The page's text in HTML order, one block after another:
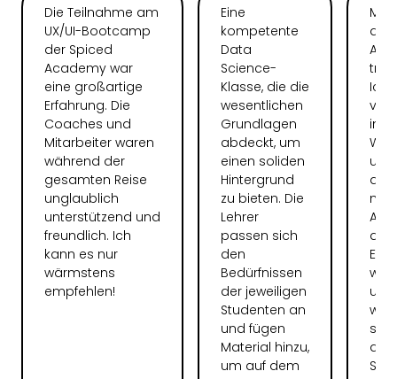
Die Teilnahme am
UX/UI-Bootcamp
der Spiced
Academy war
eine großartige
Erfahrung. Die
Coaches und
Mitarbeiter waren
während der
gesamten Reise
unglaublich
unterstützend und
freundlich. Ich
kann es nur
wärmstens
empfehlen!
Eine
kompetente
Data
Science-
Klasse, die die
wesentlichen
Grundlagen
abdeckt, um
einen soliden
Hintergrund
zu bieten. Die
Lehrer
passen sich
den
Bedürfnissen
der jeweiligen
Studenten an
und fügen
Material hinzu,
um auf dem
der
Ich
in
und